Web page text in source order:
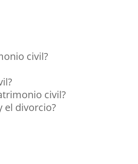
civil?
civil?
el divorcio?